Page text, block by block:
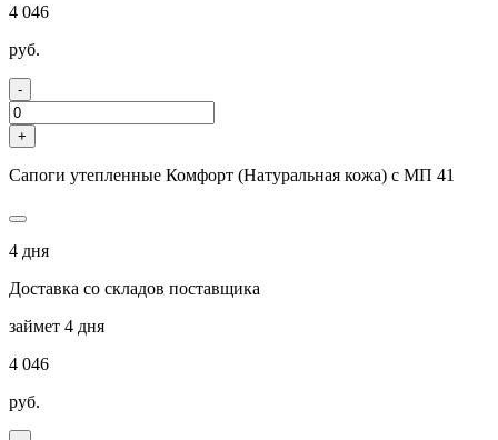
4 046
руб.
-
+
Сапоги утепленные Комфорт (Натуральная кожа) с МП 41
4 дня
Доставка со складов поставщика
займет 4 дня
4 046
руб.